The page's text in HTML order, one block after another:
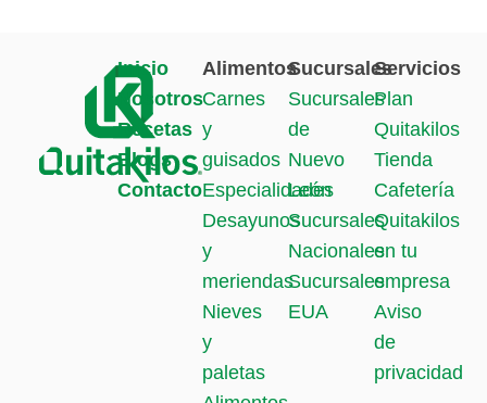
Inicio
Nosotros
Recetas
Blogs
Contacto
Alimentos
Carnes
y
guisados
Especialidades
Desayunos
y
meriendas
Nieves
y
paletas
Sucursales
Sucursales
de
Nuevo
León
Sucursales
Nacionales
Sucursales
EUA
Servicios
Plan
Quitakilos
Tienda
Cafetería
Quitakilos
en tu
empresa
Aviso
de
privacidad